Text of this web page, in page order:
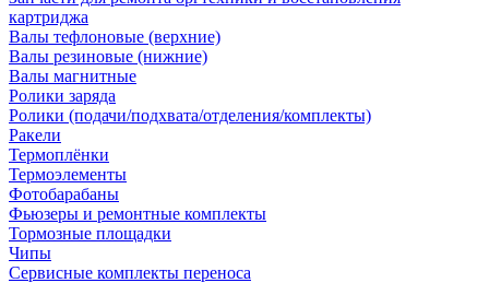
картриджа
Валы тефлоновые (верхние)
Валы резиновые (нижние)
Валы магнитные
Ролики заряда
Ролики (подачи/подхвата/отделения/комплекты)
Ракели
Термоплёнки
Термоэлементы
Фотобарабаны
Фьюзеры и ремонтные комплекты
Тормозные площадки
Чипы
Сервисные комплекты переноса